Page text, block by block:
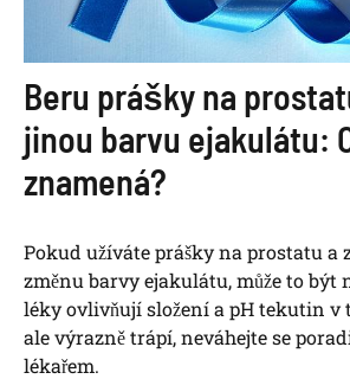
Beru prášky na
jinou barvu ejakulátu:
znamená?
Pokud užíváte prášky na prostatu a
změnu barvy ejakulátu, může to
léky ovlivňují složení a pH tekutin v
ale výrazně trápí, neváhejte se
lékařem.